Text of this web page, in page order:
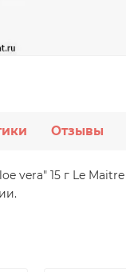
Отзывы
vera" 15 г Le